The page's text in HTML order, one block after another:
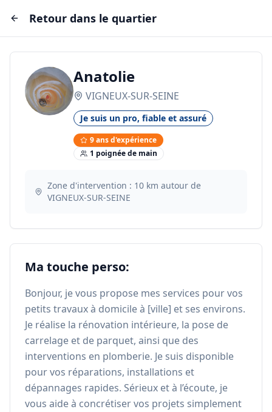
Retour dans le quartier
Anatolie
VIGNEUX-SUR-SEINE
Je suis un pro, fiable et assuré
9ans d'expérience
1 poignéede main
Zone d'intervention : 10km autour de
VIGNEUX-SUR-SEINE
Ma touche perso:
Bonjour, je vous propose mes services pour vos
petits travaux à domicile à [ville] et ses environs.
Je réalise la rénovation intérieure, la pose de
carrelage et de parquet, ainsi que des
interventions en plomberie. Je suis disponible
pour vos réparations, installations et
dépannages rapides. Sérieux et à l’écoute, je
vous aide à concrétiser vos projets simplement